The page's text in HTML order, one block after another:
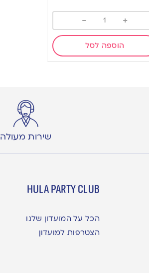
+
-
הוספה לסל
שירות מעולה
hula party club
הכל על המועדון שלנו
הצטרפות למועדון